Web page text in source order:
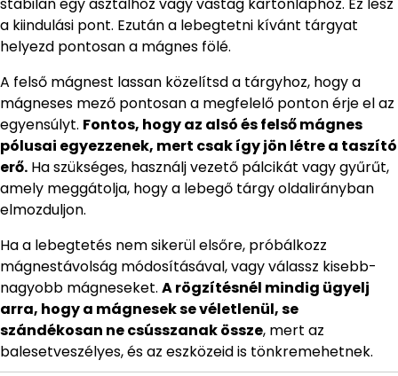
stabilan egy asztalhoz vagy vastag kartonlaphoz. Ez lesz
a kiindulási pont. Ezután a lebegtetni kívánt tárgyat
helyezd pontosan a mágnes fölé.
A felső mágnest lassan közelítsd a tárgyhoz, hogy a
mágneses mező pontosan a megfelelő ponton érje el az
egyensúlyt. Fontos, hogy az alsó és felső mágnes
pólusai egyezzenek, mert csak így jön létre a taszító
erő. Ha szükséges, használj vezető pálcikát vagy gyűrűt,
amely meggátolja, hogy a lebegő tárgy oldalirányban
elmozduljon.
Ha a lebegtetés nem sikerül elsőre, próbálkozz
mágnestávolság módosításával, vagy válassz kisebb-
nagyobb mágneseket. A rögzítésnél mindig ügyelj
arra, hogy a mágnesek se véletlenül, se
szándékosan ne csússzanak össze, mert az
balesetveszélyes, és az eszközeid is tönkremehetnek.